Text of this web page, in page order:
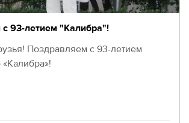
93-летием "Калибра"!
Поздравляем с 93-летием